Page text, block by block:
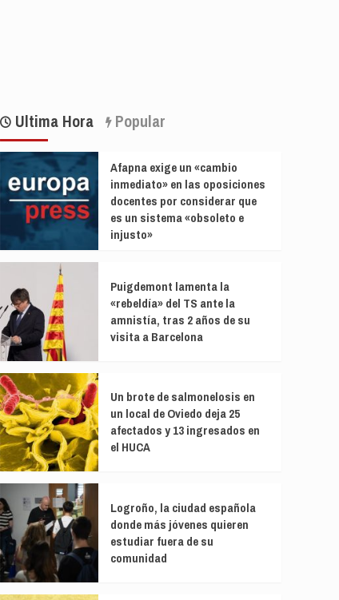
Ultima Hora Popular
Afapna exige un «cambio
inmediato» en las oposiciones
docentes por considerar que
es un sistema «obsoleto e
injusto»
Puigdemont lamenta la
«rebeldía» del TS ante la
amnistía, tras 2 años de su
visita a Barcelona
Un brote de salmonelosis en
un local de Oviedo deja 25
afectados y 13 ingresados en
el HUCA
Logroño, la ciudad española
donde más jóvenes quieren
estudiar fuera de su
comunidad